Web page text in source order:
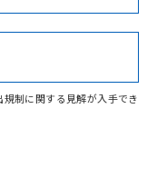
Cr(VI)
ります。
/適合状況ページへ
からご検索ください
制に関する見解が入手でき